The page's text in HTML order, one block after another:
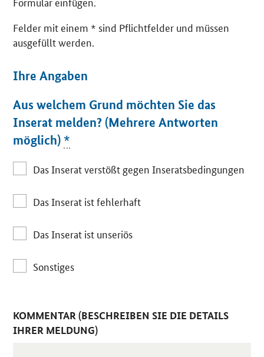
Felder mit einem * sind Pflichtfelder und müssen
ausgefüllt werden.
Ihre Angaben
Aus welchem Grund möchten Sie das
Inserat melden? (Mehrere Antworten
möglich) *
Das Inserat verstößt gegen Inseratsbedingungen
Das Inserat ist fehlerhaft
Das Inserat ist unseriös
Sonstiges
KOMMENTAR (BESCHREIBEN SIE DIE DETAILS
IHRER MELDUNG)